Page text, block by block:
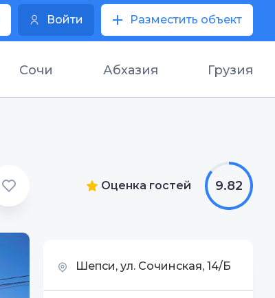
Войти Разместить объект
Сочи Абхазия Грузия
Оценка гостей 9.82
Шепси, ул. Сочинская, 14/Б